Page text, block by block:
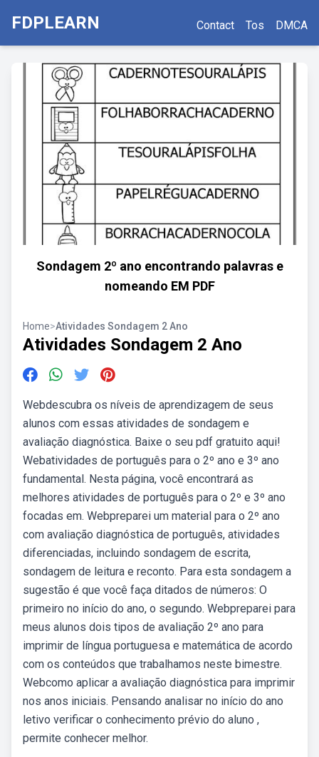
FDPLEARN Contact Tos DMCA
Sondagem 2º ano encontrando palavras e
nomeando EM PDF
Home>Atividades Sondagem 2 Ano
Atividades Sondagem 2 Ano
Webdescubra os níveis de aprendizagem de seus
alunos com essas atividades de sondagem e
avaliação diagnóstica. Baixe o seu pdf gratuito aqui!
Webatividades de português para o 2º ano e 3º ano
fundamental. Nesta página, você encontrará as
melhores atividades de português para o 2º e 3º ano
focadas em. Webpreparei um material para o 2º ano
com avaliação diagnóstica de português, atividades
diferenciadas, incluindo sondagem de escrita,
sondagem de leitura e reconto. Para esta sondagem a
sugestão é que você faça ditados de números: O
primeiro no início do ano, o segundo. Webpreparei para
meus alunos dois tipos de avaliação 2º ano para
imprimir de língua portuguesa e matemática de acordo
com os conteúdos que trabalhamos neste bimestre.
Webcomo aplicar a avaliação diagnóstica para imprimir
nos anos iniciais. Pensando analisar no início do ano
letivo verificar o conhecimento prévio do aluno ,
permite conhecer melhor.